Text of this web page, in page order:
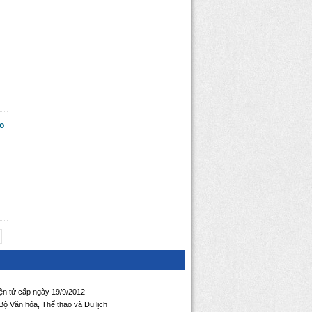
tử cấp ngày 19/9/2012
Văn hóa, Thể thao và Du lịch